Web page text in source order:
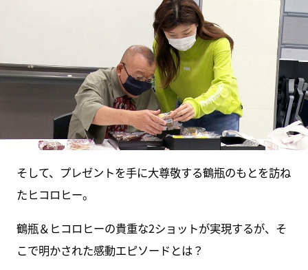
そして、プレゼントを手に大尊敬する鶴瓶のもとを訪ね
たヒコロヒー。
鶴瓶＆ヒコロヒーの貴重な2ショットが実現するが、そ
こで明かされた感動エピソードとは？